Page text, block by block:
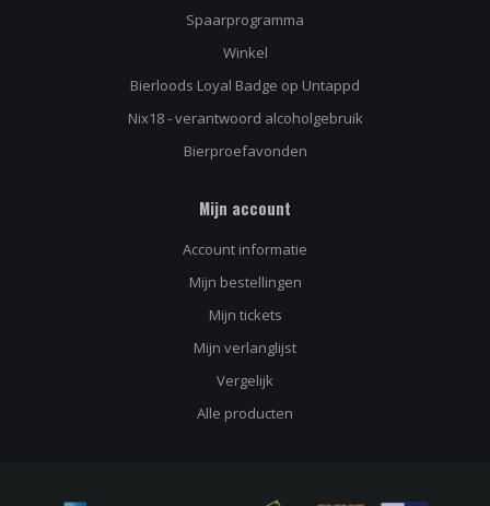
Spaarprogramma
Winkel
Bierloods Loyal Badge op Untappd
Nix18 - verantwoord alcoholgebruik
Bierproefavonden
Mijn account
Account informatie
Mijn bestellingen
Mijn tickets
Mijn verlanglijst
Vergelijk
Alle producten